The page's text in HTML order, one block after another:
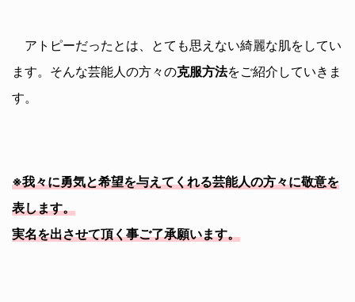
アトピーだったとは、とても思えない綺麗な肌をしてい
ます。そんな芸能人の方々の克服方法をご紹介していきま
す。
※我々に勇気と希望を与えてくれる芸能人の方々に敬意を
表します。
実名を出させて頂く事ご了承願います。